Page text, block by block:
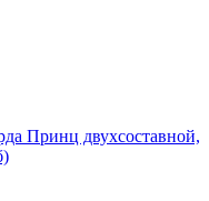
Принц двухсоставной,